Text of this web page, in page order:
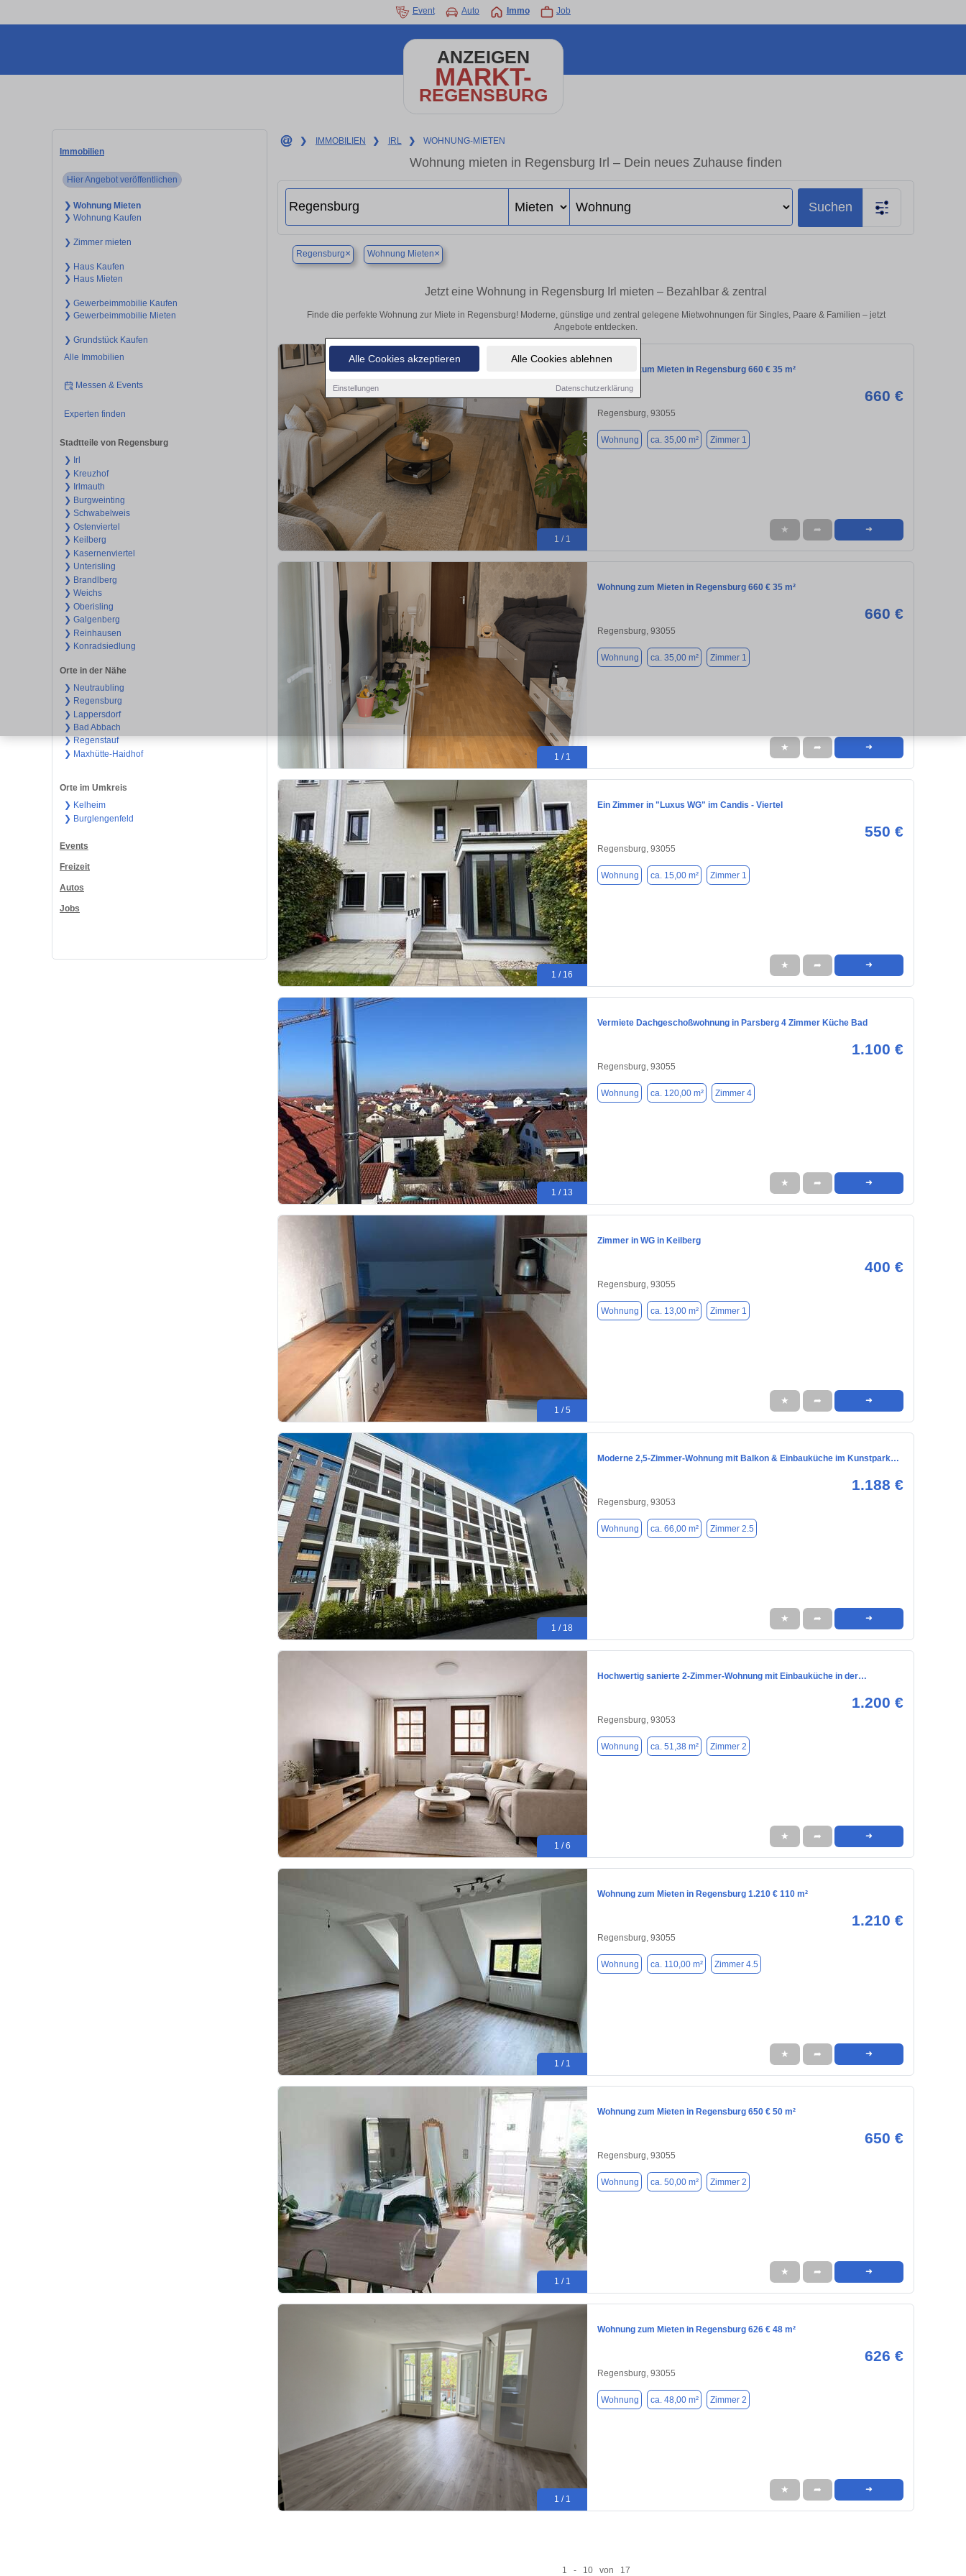
Alle Cookies akzeptieren Alle Cookies ablehnen
Einstellungen Datenschutzerklärung
Event Auto Immo Job
ANZEIGEN
MARKT-
REGENSBURG
Immobilien
Hier Angebot veröffentlichen
❯ Wohnung Mieten
❯ Wohnung Kaufen
❯ Zimmer mieten
❯ Haus Kaufen
❯ Haus Mieten
❯ Gewerbeimmobilie Kaufen
❯ Gewerbeimmobilie Mieten
❯ Grundstück Kaufen
Alle Immobilien
Messen & Events
Experten finden
Stadtteile von Regensburg
❯ Irl
❯ Kreuzhof
❯ Irlmauth
❯ Burgweinting
❯ Schwabelweis
❯ Ostenviertel
❯ Keilberg
❯ Kasernenviertel
❯ Unterisling
❯ Brandlberg
❯ Weichs
❯ Oberisling
❯ Galgenberg
❯ Reinhausen
❯ Konradsiedlung
Orte in der Nähe
❯ Neutraubling
❯ Regensburg
❯ Lappersdorf
❯ Bad Abbach
❯ Regenstauf
❯ Maxhütte-Haidhof
Orte im Umkreis
❯ Kelheim
❯ Burglengenfeld
Events
Freizeit
Autos
Jobs
❯ IMMOBILIEN ❯ IRL ❯ WOHNUNG-MIETEN
Wohnung mieten in Regensburg Irl – Dein neues Zuhause finden
Suchen
Regensburg× Wohnung Mieten×
Jetzt eine Wohnung in Regensburg Irl mieten – Bezahlbar & zentral
Finde die perfekte Wohnung zur Miete in Regensburg! Moderne, günstige und zentral gelegene Mietwohnungen für Singles, Paare & Familien – jetzt
Angebote entdecken.
1 / 1
Wohnung zum Mieten in Regensburg 660 € 35 m²
660 €
Regensburg, 93055
Wohnung ca. 35,00 m² Zimmer 1
★ ➦ ➜
1 / 1
Wohnung zum Mieten in Regensburg 660 € 35 m²
660 €
Regensburg, 93055
Wohnung ca. 35,00 m² Zimmer 1
★ ➦ ➜
1 / 16
Ein Zimmer in "Luxus WG" im Candis - Viertel
550 €
Regensburg, 93055
Wohnung ca. 15,00 m² Zimmer 1
★ ➦ ➜
1 / 13
Vermiete Dachgeschoßwohnung in Parsberg 4 Zimmer Küche Bad
1.100 €
Regensburg, 93055
Wohnung ca. 120,00 m² Zimmer 4
★ ➦ ➜
1 / 5
Zimmer in WG in Keilberg
400 €
Regensburg, 93055
Wohnung ca. 13,00 m² Zimmer 1
★ ➦ ➜
1 / 18
Moderne 2,5‑Zimmer-Wohnung mit Balkon & Einbauküche im Kunstpark…
1.188 €
Regensburg, 93053
Wohnung ca. 66,00 m² Zimmer 2.5
★ ➦ ➜
1 / 6
Hochwertig sanierte 2-Zimmer-Wohnung mit Einbauküche in der…
1.200 €
Regensburg, 93053
Wohnung ca. 51,38 m² Zimmer 2
★ ➦ ➜
1 / 1
Wohnung zum Mieten in Regensburg 1.210 € 110 m²
1.210 €
Regensburg, 93055
Wohnung ca. 110,00 m² Zimmer 4.5
★ ➦ ➜
1 / 1
Wohnung zum Mieten in Regensburg 650 € 50 m²
650 €
Regensburg, 93055
Wohnung ca. 50,00 m² Zimmer 2
★ ➦ ➜
1 / 1
Wohnung zum Mieten in Regensburg 626 € 48 m²
626 €
Regensburg, 93055
Wohnung ca. 48,00 m² Zimmer 2
★ ➦ ➜
1 - 10 von 17